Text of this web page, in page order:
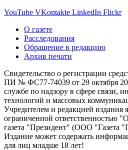
YouTube VKontakte LinkedIn Flickr
О газете
Расследования
Обращение в редакцию
Архив печати
Свидетельство о регистрации
ПИ № ФС77-74039 от 29 октября
службе по надзору в сфере связи,
технологий и массовых
Учредителем и редакцией издания
ограниченной ответственностью
газета "Президент" (ООО "Газета
Издание может содержать
для лиц младше 18 лет!